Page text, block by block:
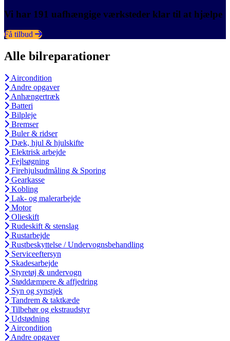
Vi har 191 uafhængige værksteder klar til at hjælpe
Få tilbud
Alle bilreparationer
Aircondition
Andre opgaver
Anhængertræk
Batteri
Bilpleje
Bremser
Buler & ridser
Dæk, hjul & hjulskifte
Elektrisk arbejde
Fejlsøgning
Firehjulsudmåling & Sporing
Gearkasse
Kobling
Lak- og malerarbejde
Motor
Olieskift
Rudeskift & stenslag
Rustarbejde
Rustbeskyttelse / Undervognsbehandling
Serviceeftersyn
Skadesarbejde
Styretøj & undervogn
Støddæmpere & affjedring
Syn og synstjek
Tandrem & taktkæde
Tilbehør og ekstraudstyr
Udstødning
Aircondition
Andre opgaver